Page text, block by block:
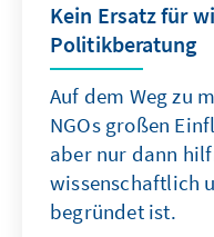
Kein Ersatz für
Politikberatung
Auf dem Weg zu
NGOs großen
aber nur dann
wissenschaftlich
begründet ist.